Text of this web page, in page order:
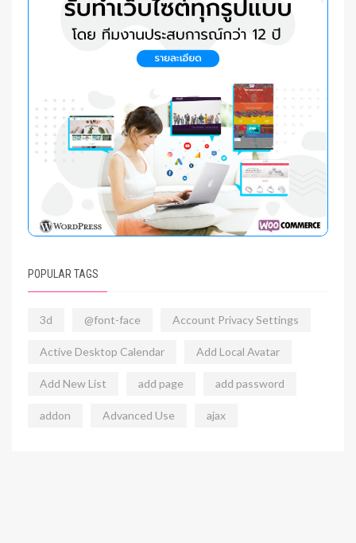
POPULAR TAGS
3d @font-face Account Privacy Settings
Active Desktop Calendar Add Local Avatar
Add New List add page add password
addon Advanced Use ajax